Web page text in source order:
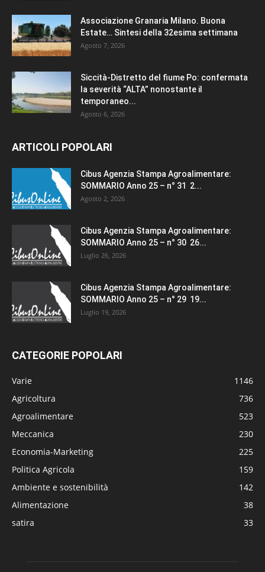
Associazione Granaria Milano. Buona
Estate… Sintesi della 32esima settimana
Agosto 7, 2026
Siccità-Distretto del fiume Po: confermata
la severità “ALTA” nonostante il
temporaneo...
Agosto 6, 2026
ARTICOLI POPOLARI
Cibus Agenzia Stampa Agroalimentare:
SOMMARIO Anno 25 – n° 31 2...
Agosto 2, 2026
Cibus Agenzia Stampa Agroalimentare:
SOMMARIO Anno 25 – n° 30 26...
Luglio 26, 2026
Cibus Agenzia Stampa Agroalimentare:
SOMMARIO Anno 25 – n° 29 19...
Luglio 19, 2026
CATEGORIE POPOLARI
Varie
1146
Agricoltura
736
Agroalimentare
523
Meccanica
230
Economia-Marketing
225
Politica Agricola
159
Ambiente e sostenibilità
142
Alimentazione
38
satira
33